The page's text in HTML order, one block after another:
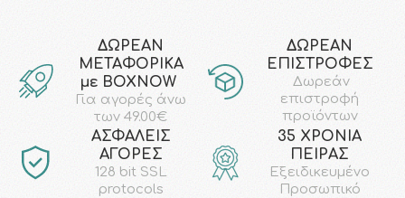
ΔΩΡΕΑΝ
ΜΕΤΑΦΟΡΙΚΑ
με ΒΟΧΝΟW
Για αγορές άνω
των 49.00€
ΔΩΡΕΑΝ
ΕΠΙΣΤΡΟΦΕΣ
Δωρεάν
επιστροφή
προϊόντων
AΣΦΑΛΕΙΣ
ΑΓΟΡΕΣ
128 bit SSL
protocols
35 ΧΡΟΝΙΑ
ΠΕΙΡΑΣ
Εξειδικευμένο
Προσωπικό